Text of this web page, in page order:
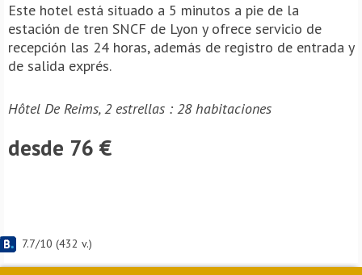
Este hotel está situado a 5 minutos a pie de la
estación de tren SNCF de Lyon y ofrece servicio de
recepción las 24 horas, además de registro de entrada y
de salida exprés.
Hôtel De Reims, 2 estrellas : 28 habitaciones
desde 76 €
7.7/10 (432 v.)